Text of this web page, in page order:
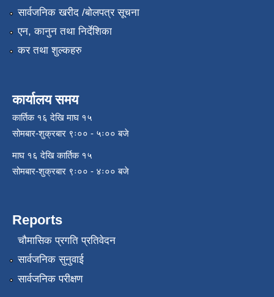
सार्वजनिक खरीद /बोलपत्र सूचना
एन, कानुन तथा निर्देशिका
कर तथा शुल्कहरु
कार्यालय समय
कार्तिक १६ देखि माघ १५
सोमबार-शुक्रबार ९ः०० - ५ः०० बजे
माघ १६ देखि कार्तिक १५
सोमबार-शुक्रबार ९ः०० - ४ः०० बजे
Reports
चौमासिक प्रगति प्रतिवेदन
सार्वजनिक सुनुवाई
सार्वजनिक परीक्षण